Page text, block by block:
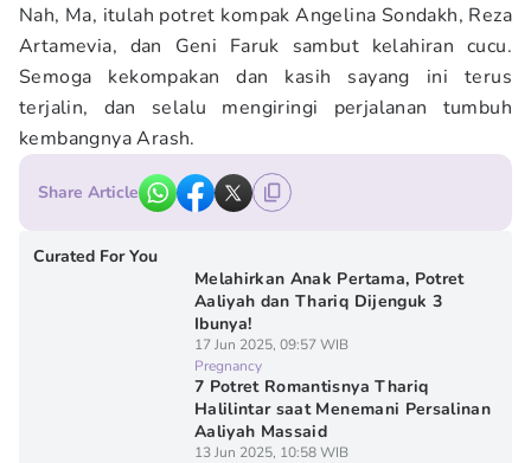
Nah, Ma, itulah potret kompak Angelina Sondakh, Reza
Artamevia, dan Geni Faruk sambut kelahiran cucu.
Semoga kekompakan dan kasih sayang ini terus
terjalin, dan selalu mengiringi perjalanan tumbuh
kembangnya Arash.
Share Article
Curated For You
Melahirkan Anak Pertama, Potret
Aaliyah dan Thariq Dijenguk 3
Ibunya!
17 Jun 2025, 09:57 WIB
Pregnancy
7 Potret Romantisnya Thariq
Halilintar saat Menemani Persalinan
Aaliyah Massaid
13 Jun 2025, 10:58 WIB